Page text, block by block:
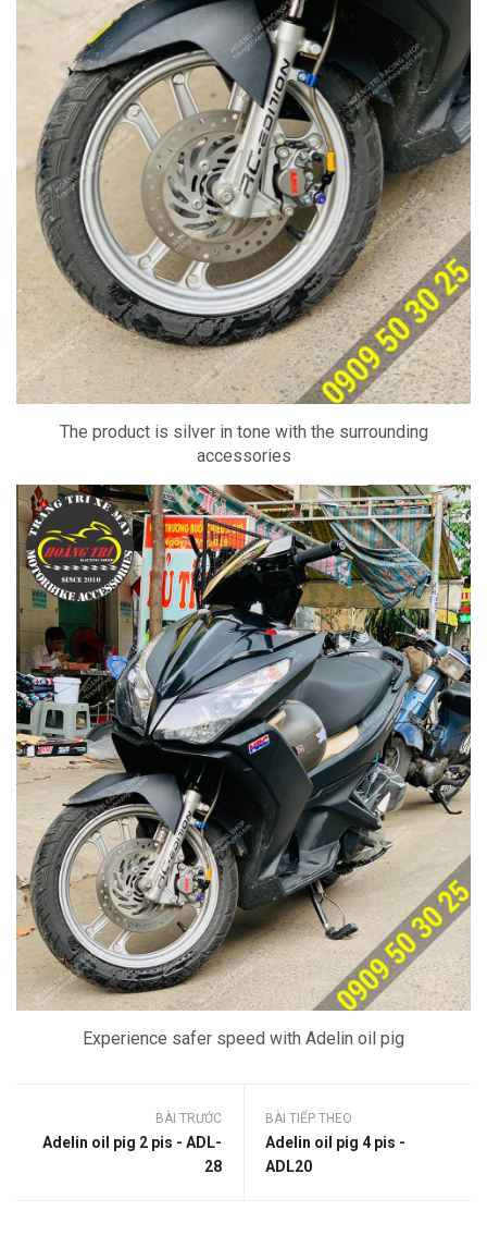
The product is silver in tone with the surrounding
accessories
Experience safer speed with Adelin oil pig
BÀI TRƯỚC
Adelin oil pig 2 pis - ADL-
28
BÀI TIẾP THEO
Adelin oil pig 4 pis -
ADL20